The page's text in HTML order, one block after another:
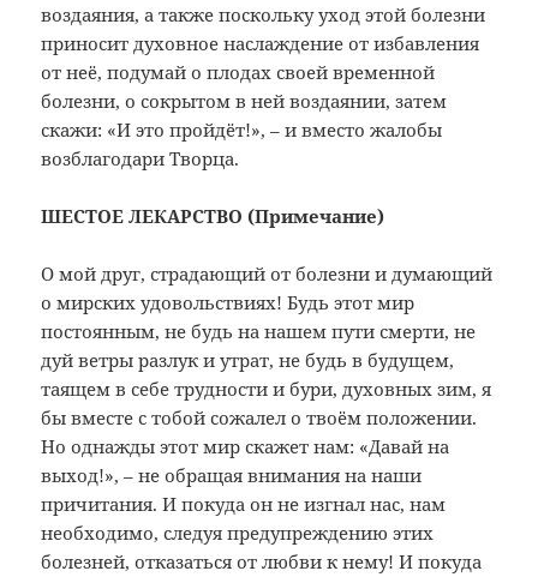
воздаяния, а также поскольку уход этой болезни
приносит духовное наслаждение от избавления
от неё, подумай о плодах своей временной
болезни, о сокрытом в ней воздаянии, затем
скажи: «И это пройдёт!», – и вместо жалобы
возблагодари Творца.
ШЕСТОЕ ЛЕКАРСТВО (Примечание)
О мой друг, страдающий от болезни и думающий
о мирских удовольствиях! Будь этот мир
постоянным, не будь на нашем пути смерти, не
дуй ветры разлук и утрат, не будь в будущем,
таящем в себе трудности и бури, духовных зим, я
бы вместе с тобой сожалел о твоём положении.
Но однажды этот мир скажет нам: «Давай на
выход!», – не обращая внимания на наши
причитания. И покуда он не изгнал нас, нам
необходимо, следуя предупреждению этих
болезней, отказаться от любви к нему! И покуда